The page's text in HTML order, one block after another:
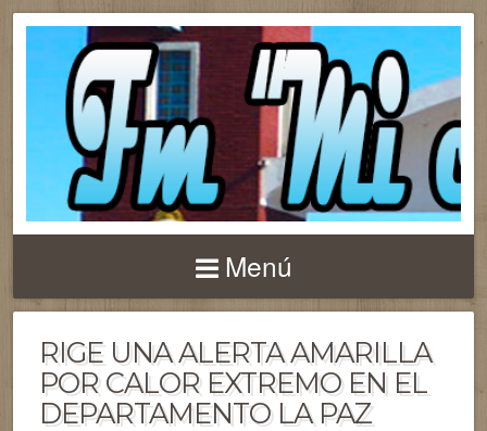
Menú
RIGE UNA ALERTA AMARILLA
POR CALOR EXTREMO EN EL
DEPARTAMENTO LA PAZ